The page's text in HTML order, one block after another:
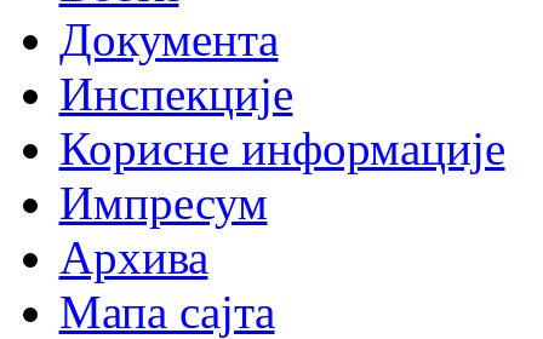
Документа
Инспекције
Корисне информације
Импресум
Архива
Мапа сајта